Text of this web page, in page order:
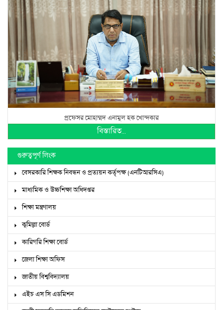
প্রফেসর মোহাম্মদ এনামুল হক খোন্দকার
বিস্তারিত...
গুরুত্বপূর্ণ লিংক
বেসরকারি শিক্ষক নিবন্ধন ও প্রত্যয়ন কর্তৃপক্ষ (এনটিআরসিএ)
মাধ্যমিক ও উচ্চশিক্ষা অধিদপ্তর
শিক্ষা মন্ত্রণালয়
কুমিল্লা বোর্ড
কারিগরি শিক্ষা বোর্ড
জেলা শিক্ষা অফিস
জাতীয় বিশ্ববিদ্যালয়
এইচ এস সি এডমিশন